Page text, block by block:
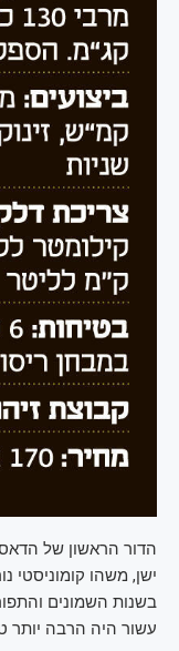
הדור הראשון של
ישן, משהו קומוניסטי
בשנות השמונים
עשור היה הרבה יותר